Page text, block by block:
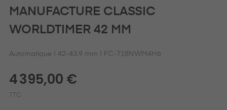
MANUFACTURE CLASSIC
WORLDTIMER 42 MM
Automatique | 42-43.9 mm | FC-718NWM4H6
4 395,00 €
TTC